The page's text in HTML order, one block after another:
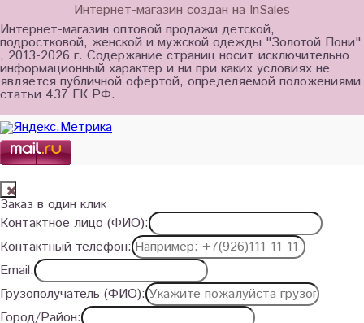
Интернет-магазин создан на InSales
Интернет-магазин оптовой продажи детской,
подростковой, женской и мужской одежды "Золотой Пони"
, 2013-2026 г. Содержание страниц носит исключительно
информационный характер и ни при каких условиях не
является публичной офертой, определяемой положениями
статьи 437 ГК РФ.
Заказ в один клик
Контактное лицо (ФИО):
Контактный телефон:
Email:
Грузополучатель (ФИО):
Город/Район: